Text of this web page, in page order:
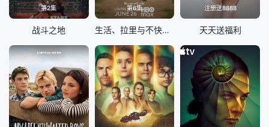
第2集
战斗之地
第6集
生活、拉里与不快乐的追求：一部美国史
注册送8888
天天送福利